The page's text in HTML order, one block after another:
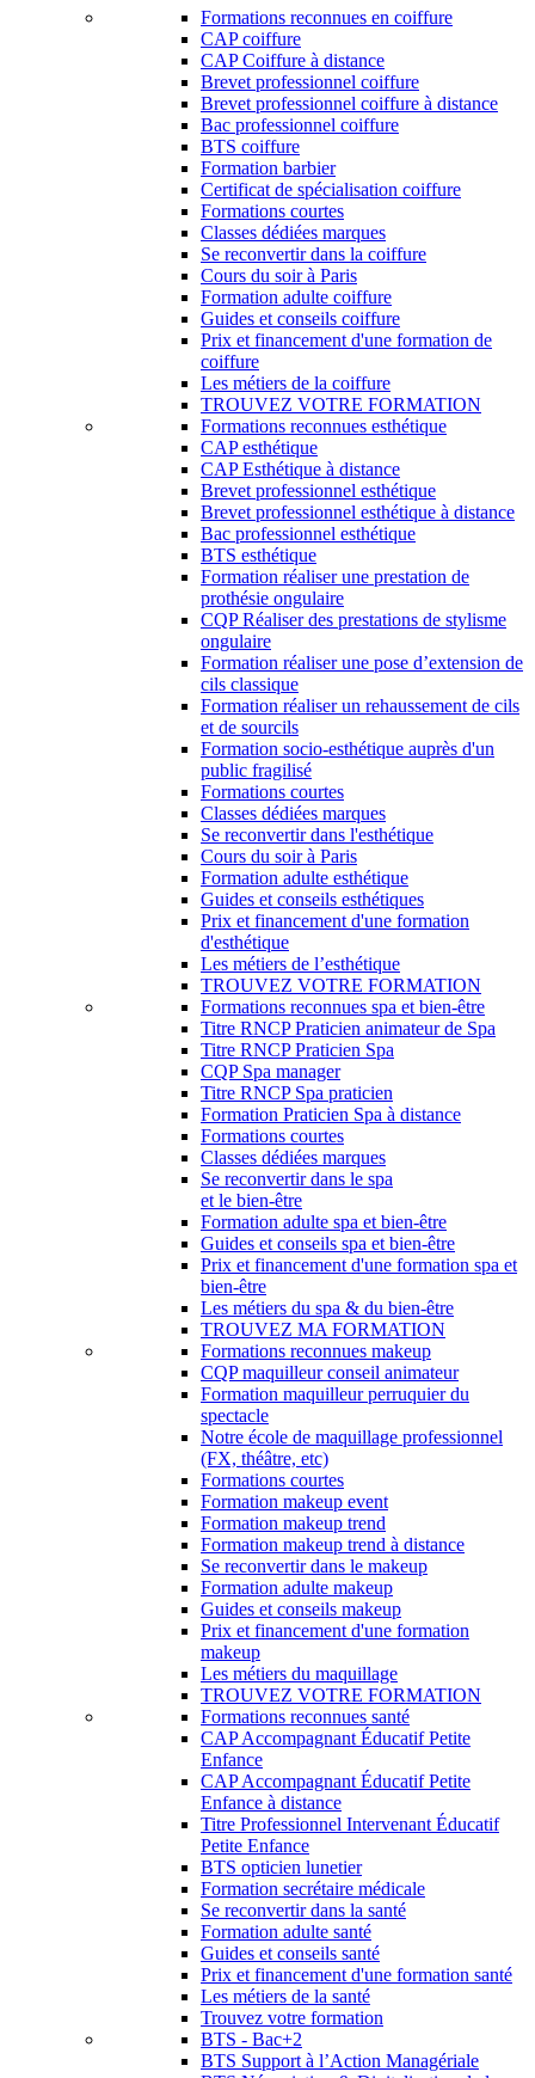
Formations reconnues en coiffure
CAP coiffure
CAP Coiffure à distance
Brevet professionnel coiffure
Brevet professionnel coiffure à distance
Bac professionnel coiffure
BTS coiffure
Formation barbier
Certificat de spécialisation coiffure
Formations courtes
Classes dédiées marques
Se reconvertir dans la coiffure
Cours du soir à Paris
Formation adulte coiffure
Guides et conseils coiffure
Prix et financement d'une formation de
coiffure
Les métiers de la coiffure
TROUVEZ VOTRE FORMATION
Formations reconnues esthétique
CAP esthétique
CAP Esthétique à distance
Brevet professionnel esthétique
Brevet professionnel esthétique à distance
Bac professionnel esthétique
BTS esthétique
Formation réaliser une prestation de
prothésie ongulaire
CQP Réaliser des prestations de stylisme
ongulaire
Formation réaliser une pose d’extension de
cils classique
Formation réaliser un rehaussement de cils
et de sourcils
Formation socio-esthétique auprès d'un
public fragilisé
Formations courtes
Classes dédiées marques
Se reconvertir dans l'esthétique
Cours du soir à Paris
Formation adulte esthétique
Guides et conseils esthétiques
Prix et financement d'une formation
d'esthétique
Les métiers de l’esthétique
TROUVEZ VOTRE FORMATION
Formations reconnues spa et bien-être
Titre RNCP Praticien animateur de Spa
Titre RNCP Praticien Spa
CQP Spa manager
Titre RNCP Spa praticien
Formation Praticien Spa à distance
Formations courtes
Classes dédiées marques
Se reconvertir dans le spa
et le bien-être
Formation adulte spa et bien-être
Guides et conseils spa et bien-être
Prix et financement d'une formation spa et
bien-être
Les métiers du spa & du bien-être
TROUVEZ MA FORMATION
Formations reconnues makeup
CQP maquilleur conseil animateur
Formation maquilleur perruquier du
spectacle
Notre école de maquillage professionnel
(FX, théâtre, etc)
Formations courtes
Formation makeup event
Formation makeup trend
Formation makeup trend à distance
Se reconvertir dans le makeup
Formation adulte makeup
Guides et conseils makeup
Prix et financement d'une formation
makeup
Les métiers du maquillage
TROUVEZ VOTRE FORMATION
Formations reconnues santé
CAP Accompagnant Éducatif Petite
Enfance
CAP Accompagnant Éducatif Petite
Enfance à distance
Titre Professionnel Intervenant Éducatif
Petite Enfance
BTS opticien lunetier
Formation secrétaire médicale
Se reconvertir dans la santé
Formation adulte santé
Guides et conseils santé
Prix et financement d'une formation santé
Les métiers de la santé
Trouvez votre formation
BTS - Bac+2
BTS Support à l’Action Managériale